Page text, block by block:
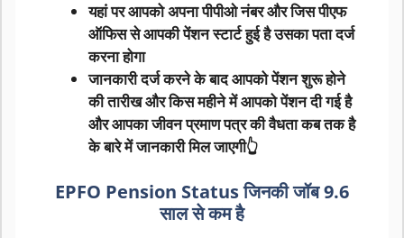
यहां पर आपको अपना पीपीओ नंबर और जिस पीएफ
ऑफिस से आपकी पेंशन स्टार्ट हुई है उसका पता दर्ज
करना होगा
जानकारी दर्ज करने के बाद आपको पेंशन शुरू होने
की तारीख और किस महीने में आपको पेंशन दी गई है
और आपका जीवन प्रमाण पत्र की वैधता कब तक है
के बारे में जानकारी मिल जाएगी👆
EPFO Pension Statusजिनकी जॉब 9.6
साल से कम है